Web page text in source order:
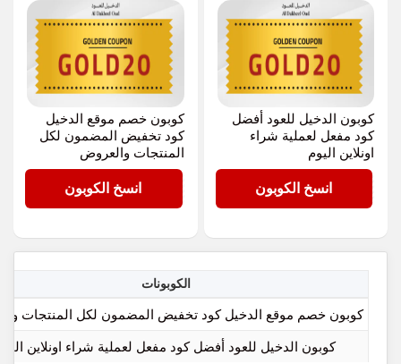
كوبون الدخيل للعود أفضل
كود مفعل لعملية شراء
اونلاين اليوم
GOLD20انسخ الكوبون
كوبون خصم موقع الدخيل
كود تخفيض المضمون لكل
المنتجات والعروض
GOLD20انسخ الكوبون
الكوبونات
كوبون خصم موقع الدخيل كود تخفيض المضمون لكل المنتجات
كوبون الدخيل للعود أفضل كود مفعل لعملية شراء اونلاين